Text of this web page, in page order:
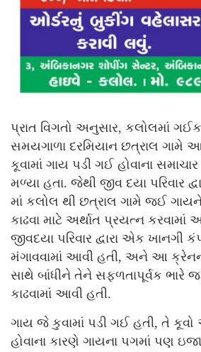
પ્રાત વિગતો અનુસાર, કલોલમાં
સમયગાળા દરમિયાન છત્રાલ ગામે
કૂવામાં ગાય પડી ગઈ હોવાના
મળ્યા હતા. જેથી જીવ દયા પરિવાર
માં કલોલ થી છત્રાલ ગામે જઈ ગાયને
કાઢવા માટે અર્થાત પ્રયત્ન કરવામાં
જીવદયા પરિવાર દ્વારા એક ખાનગી
મંગાવવામાં આવી હતી, અને આ
સાથે બાંધીને તેને સફળતાપૂર્વક ભારે
કાઢવામાં આવી હતી.
ગાય જે કુવામાં પડી ગઈ હતી, તે
હોવાના કારણે ગાયના પગમાં પણ